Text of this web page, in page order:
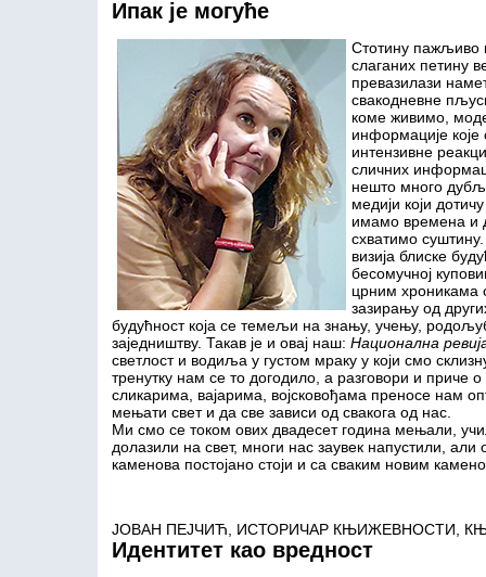
Ипак је могуће
Стотину пажљиво
слаганих петину
превазилази
свакодневне
коме живимо,
информације које
интензивне
сличних
нешто много
медији који
имамо времена и
схватимо
визија блиске
бесомучној
црним хроникама
зазирању од
будућност која се темељи на знању, учењу,
заједништву. Такав је и овај наш: Национална
светлост и водиља у густом мраку у који смо
тренутку нам се то догодило, а разговори и приче
сликарима, вајарима, војсковођама преносе нам
мењати свет и да све зависи од свакога од нас.
Ми смо се током ових двадесет година мењали,
долазили на свет, многи нас заувек напустили,
каменова постојано стоји и са сваким новим
ЈОВАН ПЕЈЧИЋ, ИСТОРИЧАР КЊИЖЕВНОСТИ,
Идентитет као вредност